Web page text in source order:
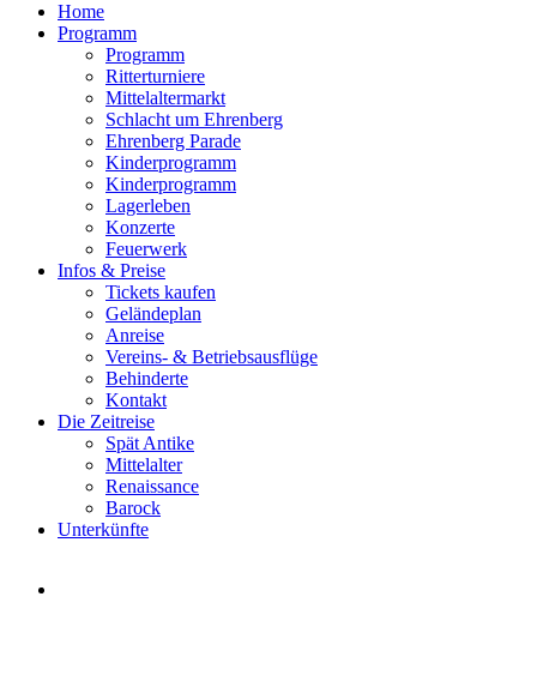
Home
Programm
Programm
Ritterturniere
Mittelaltermarkt
Schlacht um Ehrenberg
Ehrenberg Parade
Kinderprogramm
Kinderprogramm
Lagerleben
Konzerte
Feuerwerk
Infos & Preise
Tickets kaufen
Geländeplan
Anreise
Vereins- & Betriebsausflüge
Behinderte
Kontakt
Die Zeitreise
Spät Antike
Mittelalter
Renaissance
Barock
Unterkünfte